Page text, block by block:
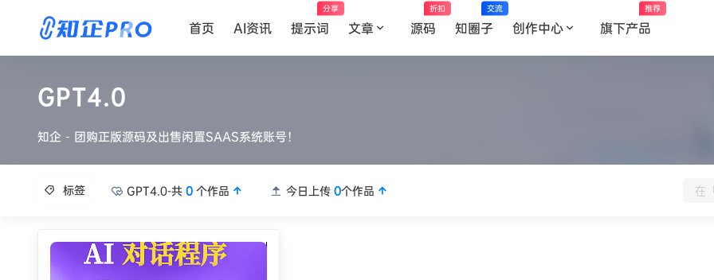
首页 AI资讯 提示词
分享
文章 源码
折扣
知圈子
交流
创作中心 旗下产品
推荐
GPT4.0
知企 - 团购正版源码及出售闲置SAAS系统账号！
标签 GPT4.0-共 0 个作品 今日上传 0个作品